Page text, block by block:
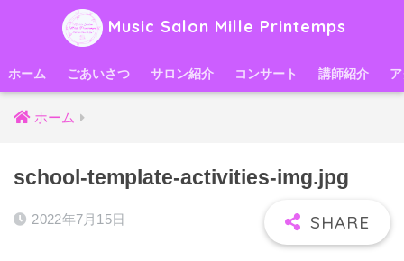
Music Salon Mille Printemps
ホーム ごあいさつ サロン紹介 コンサート 講師紹介
ホーム
school-template-activities-img.jpg
2022年7月15日